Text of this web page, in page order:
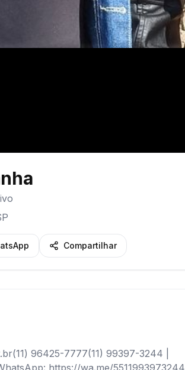
Compartilhar
96425-7777(11) 99397-3244 |
https://wa.me/5511993973244